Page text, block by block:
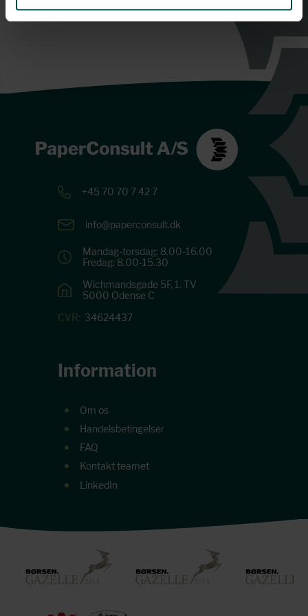
+45 70 70 7 42 7
info@paperconsult.dk
Mandag-torsdag: 8.00-16.00
Fredag: 8.00-15.30
Wichmandsgade 5F, 1. TV
5000 Odense C
CVR: 34624437
Information
Om os
Handelsbetingelser
FAQ
Kontakt teamet
LinkedIn